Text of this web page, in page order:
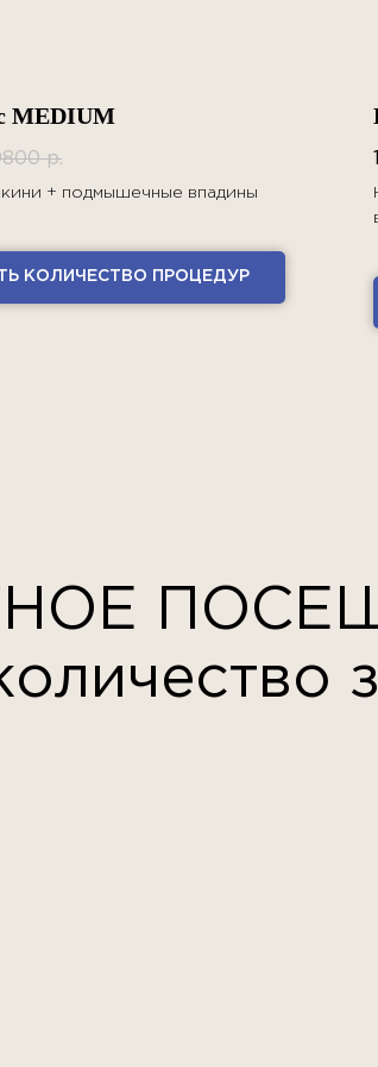
MEDIUM
р.
+ подмышечные впадины
КОЛИЧЕСТВО ПРОЦЕДУР